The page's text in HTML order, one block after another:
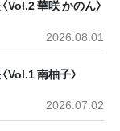
Vol.2 華咲 かのん〉
2026.08.01
Vol.1 南柚子〉
2026.07.02